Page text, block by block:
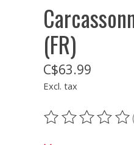
(FR)
C$63.99
Excl. tax
The rating of this